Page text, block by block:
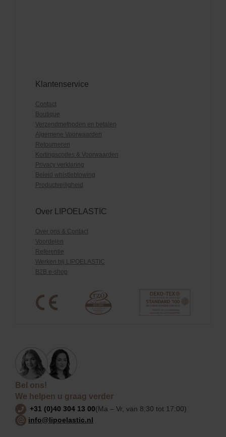
Klantenservice
Contact
Boutique
Verzendmethoden en betalen
Algemene Voorwaarden
Retourneren
Kortingscodes & Voorwaarden
Privacy verklaring
Beleid whistleblowing
Productveiligheid
Over LIPOELASTIC
Over ons & Contact
Voordelen
Referentie
Werken bij LIPOELASTIC
B2B e-shop
Bel ons!
We helpen u graag verder
+31 (0)40 304 13 00(Ma – Vr, van 8:30 tot 17:00)
info@lipoelastic.nl